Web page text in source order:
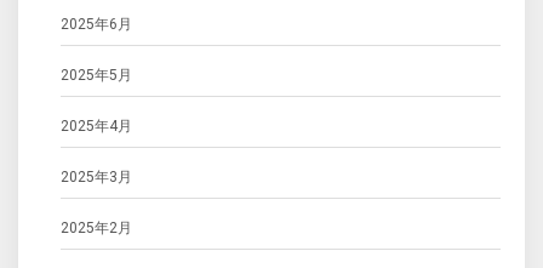
2025年6月
2025年5月
2025年4月
2025年3月
2025年2月